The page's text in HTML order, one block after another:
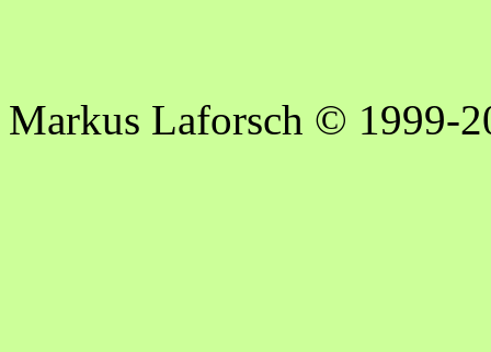
Markus Laforsch © 1999-